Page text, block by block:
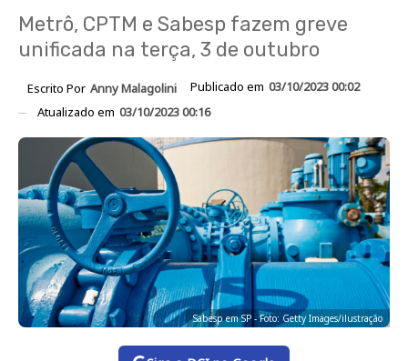
Metrô, CPTM e Sabesp fazem greve
unificada na terça, 3 de outubro
Escrito Por Anny Malagolini Publicado em 03/10/2023 00:02
Atualizado em 03/10/2023 00:16
Sabesp em SP - Foto: Getty Images/ilustração